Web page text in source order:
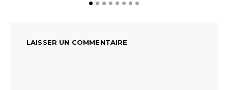
LAISSER UN COMMENTAIRE